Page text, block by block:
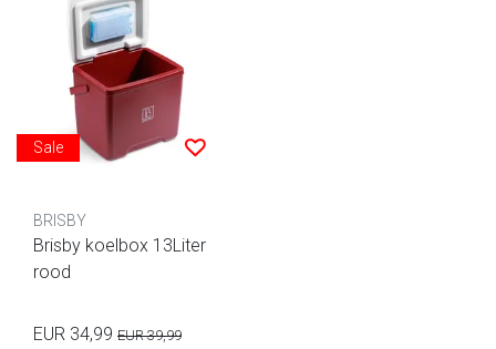
Sale
BRISBY
Brisby koelbox 13Liter
rood
EUR 34,99 EUR 39,99